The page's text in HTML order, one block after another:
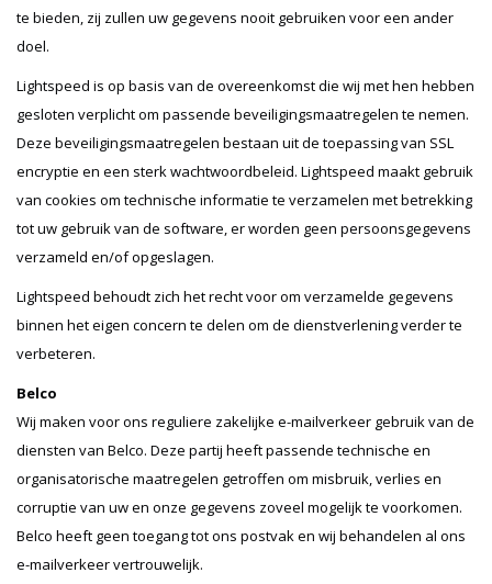
te bieden, zij zullen uw gegevens nooit gebruiken voor een ander
doel.
Lightspeed is op basis van de overeenkomst die wij met hen hebben
gesloten verplicht om passende beveiligingsmaatregelen te nemen.
Deze beveiligingsmaatregelen bestaan uit de toepassing van SSL
encryptie en een sterk wachtwoordbeleid. Lightspeed maakt gebruik
van cookies om technische informatie te verzamelen met betrekking
tot uw gebruik van de software, er worden geen persoonsgegevens
verzameld en/of opgeslagen.
Lightspeed behoudt zich het recht voor om verzamelde gegevens
binnen het eigen concern te delen om de dienstverlening verder te
verbeteren.
Belco
Wij maken voor ons reguliere zakelijke e-mailverkeer gebruik van de
diensten van Belco. Deze partij heeft passende technische en
organisatorische maatregelen getroffen om misbruik, verlies en
corruptie van uw en onze gegevens zoveel mogelijk te voorkomen.
Belco heeft geen toegang tot ons postvak en wij behandelen al ons
e-mailverkeer vertrouwelijk.